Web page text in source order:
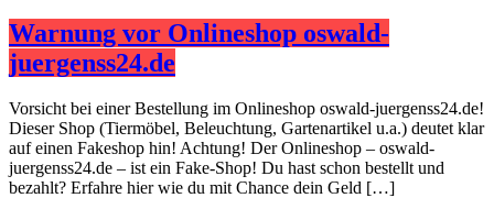
Warnung vor Onlineshop oswald-
juergenss24.de
Vorsicht bei einer Bestellung im Onlineshop oswald-juergenss24.de!
Dieser Shop (Tiermöbel, Beleuchtung, Gartenartikel u.a.) deutet klar
auf einen Fakeshop hin! Achtung! Der Onlineshop – oswald-
juergenss24.de – ist ein Fake-Shop! Du hast schon bestellt und
bezahlt? Erfahre hier wie du mit Chance dein Geld […]